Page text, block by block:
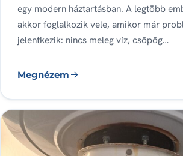
egy modern háztartásban. A legtöbb
akkor foglalkozik vele, amikor már
jelentkezik: nincs meleg víz, csöpög…
Megnézem